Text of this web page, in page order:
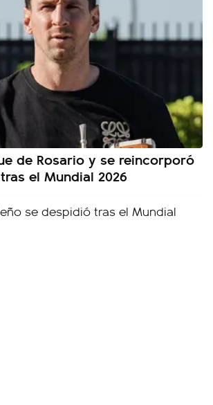
de Rosario y se reincorporó
el Mundial 2026